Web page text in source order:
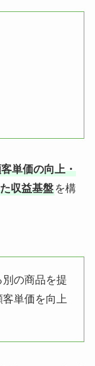
単価の向上・
収益基盤を構
の商品を提
単価を向上